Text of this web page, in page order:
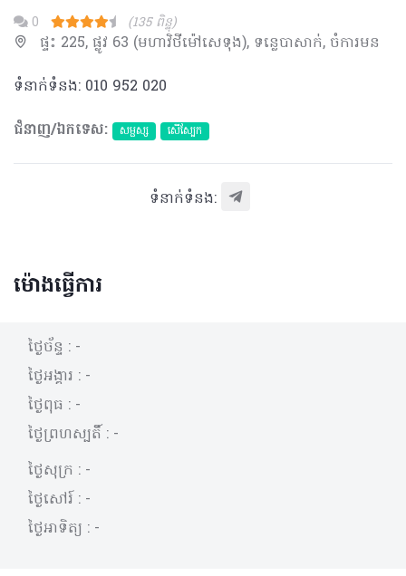
0 (135 ពិន្ទុ)
ផ្ទះ 225, ផ្លូវ 63 (មហាវិថីម៉ៅសេទុង), ទន្លេបាសាក់, ចំការមន
ទំនាក់ទំនង: 010 952 020
ជំនាញ/ឯកទេស:
សម្ផស្ស សើស្បែក
ទំនាក់ទំនង:
ម៉ោងធ្វើការ
ថ្ងៃច័ន្ទ : -
ថ្ងៃអង្គារ : -
ថ្ងៃពុធ : -
ថ្ងៃព្រហស្បតិ៍ : -
ថ្ងៃសុក្រ : -
ថ្ងៃសៅរ៍ : -
ថ្ងៃអាទិត្យ : -